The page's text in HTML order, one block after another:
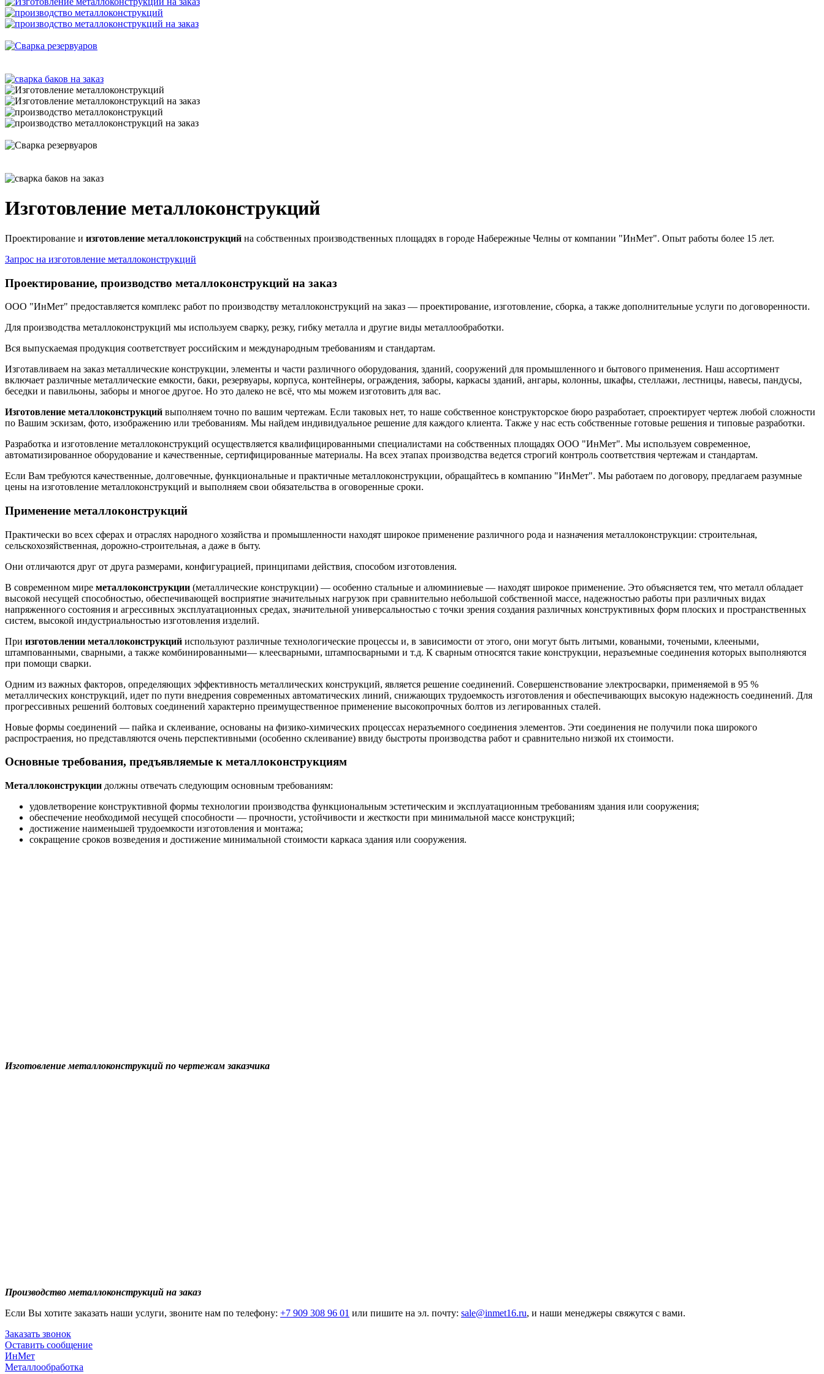
Изготовление металлоконструкций
Проектирование и изготовление металлоконструкций на собственных производственных площадях в городе Набережные Челны от компании "ИнМет". Опыт работы более 15 лет.
Запрос на изготовление металлоконструкций
Проектирование, производство металлоконструкций на заказ
ООО "ИнМет" предоставляется комплекс работ по производству металлоконструкций на заказ — проектирование, изготовление, сборка, а также дополнительные услуги по договоренности.
Для производства металлоконструкций мы используем сварку, резку, гибку металла и другие виды металлообработки.
Вся выпускаемая продукция соответствует российским и международным требованиям и стандартам.
Изготавливаем на заказ металлические конструкции, элементы и части различного оборудования, зданий, сооружений для промышленного и бытового применения. Наш ассортимент
включает различные металлические емкости, баки, резервуары, корпуса, контейнеры, ограждения, заборы, каркасы зданий, ангары, колонны, шкафы, стеллажи, лестницы, навесы, пандусы,
беседки и павильоны, заборы и многое другое. Но это далеко не всё, что мы можем изготовить для вас.
Изготовление металлоконструкций выполняем точно по вашим чертежам. Если таковых нет, то наше собственное конструкторское бюро разработает, спроектирует чертеж любой сложности
по Вашим эскизам, фото, изображению или требованиям. Мы найдем индивидуальное решение для каждого клиента. Также у нас есть собственные готовые решения и типовые разработки.
Разработка и изготовление металлоконструкций осуществляется квалифицированными специалистами на собственных площадях ООО "ИнМет". Мы используем современное,
автоматизированное оборудование и качественные, сертифицированные материалы. На всех этапах производства ведется строгий контроль соответствия чертежам и стандартам.
Если Вам требуются качественные, долговечные, функциональные и практичные металлоконструкции, обращайтесь в компанию "ИнМет". Мы работаем по договору, предлагаем разумные
цены на изготовление металлоконструкций и выполняем свои обязательства в оговоренные сроки.
Применение металлоконструкций
Практически во всех сферах и отраслях народного хозяйства и промышленности находят широкое применение различного рода и назначения металлоконструкции: строительная,
сельскохозяйственная, дорожно-строительная, а даже в быту.
Они отличаются друг от друга размерами, конфигурацией, принципами действия, способом изготовления.
В современном мире металлоконструкции (металлические конструкции) — особенно стальные и алюминиевые — находят широкое применение. Это объясняется тем, что металл обладает
высокой несущей способностью, обеспечивающей восприятие значительных нагрузок при сравнительно небольшой собственной массе, надежностью работы при различных видах
напряженного состояния и агрессивных эксплуатационных средах, значительной универсальностью с точки зрения создания различных конструктивных форм плоских и пространственных
систем, высокой индустриальностью изготовления изделий.
При изготовлении металлоконструкций используют различные технологические процессы и, в зависимости от этого, они могут быть литыми, коваными, точеными, клееными,
штампованными, сварными, а также комбинированными— клеесварными, штампосварными и т.д. К сварным относятся такие конструкции, неразъемные соединения которых выполняются
при помощи сварки.
Одним из важных факторов, определяющих эффективность металлических конструкций, является решение соединений. Совершенствование электросварки, применяемой в 95 %
металлических конструкций, идет по пути внедрения современных автоматических линий, снижающих трудоемкость изготовления и обеспечивающих высокую надежность соединений. Для
прогрессивных решений болтовых соединений характерно преимущественное применение высокопрочных болтов из легированных сталей.
Новые формы соединений — пайка и склеивание, основаны на физико-химических процессах неразъемного соединения элементов. Эти соединения не получили пока широкого
распростраения, но представляются очень перспективными (особенно склеивание) ввиду быстроты производства работ и сравнительно низкой их стоимости.
Основные требования, предъявляемые к металлоконструкциям
Металлоконструкции должны отвечать следующим основным требованиям:
удовлетворение конструктивной формы технологии производства функциональным эстетическим и эксплуатационным требованиям здания или сооружения;
обеспечение необходимой несущей способности — прочности, устойчивости и жесткости при минимальной массе конструкций;
достижение наименьшей трудоемкости изготовления и монтажа;
сокращение сроков возведения и достижение минимальной стоимости каркаса здания или сооружения.
Изготовление металлоконструкций по чертежам заказчика
Производство металлоконструкций на заказ
Если Вы хотите заказать наши услуги, звоните нам по телефону: +7 909 308 96 01 или пишите на эл. почту: sale@inmet16.ru, и наши менеджеры свяжутся с вами.
Заказать звонок
Оставить сообщение
ИнМет
Металлообработка